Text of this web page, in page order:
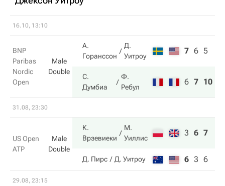
16.10, 13:10
BNP
Paribas
Nordic
Open
Male
Double
А.
Горанссон
Д.
Уитроу
7 6 5
С.
Думбиа
Ф.
Ребул
6 7 10
31.08, 23:30
US Open
ATP
Male
Double
К.
Врзевиеки
М.
Уиллис
3 6 7
Д. Пирс Д. Уитроу 6 3 6
29.08, 23:15